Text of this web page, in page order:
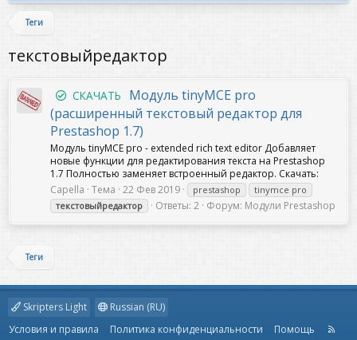
Теги
текстовыйредактор
СКАЧАТЬ
Модуль tinyMCE pro
(расширенный текстовый редактор для
Prestashop 1.7)
Модуль tinyMCE pro - extended rich text editor Добавляет
новые функции для редактирования текста на Prestashop
1.7 Полностью заменяет встроенный редактор. Скачать:
Capella Тема 22 Фев 2019 prestashop
tinymce pro
текстовыйредактор
Ответы: 2 Форум: Модули Prestashop
Теги
Skripters Light
Russian (RU)
Условия и правила
Политика конфиденциальности Помощь
R